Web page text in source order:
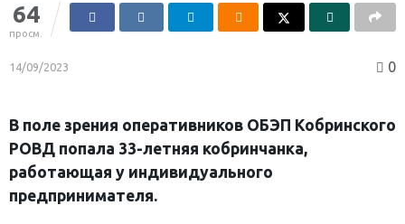
64
просм.
14/09/2023 0
В поле зрения оперативников ОБЭП Кобринского
РОВД попала 33-летняя кобринчанка,
работающая у индивидуального
предпринимателя.